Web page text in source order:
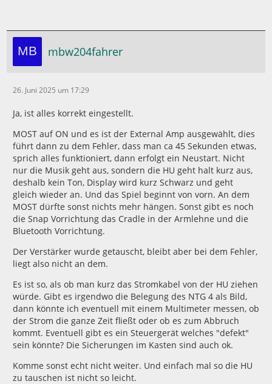
mbw204fahrer
26. Juni 2025 um 17:29
Ja, ist alles korrekt eingestellt.
MOST auf ON und es ist der External Amp ausgewählt, dies
führt dann zu dem Fehler, dass man ca 45 Sekunden etwas,
sprich alles funktioniert, dann erfolgt ein Neustart. Nicht
nur die Musik geht aus, sondern die HU geht halt kurz aus,
deshalb kein Ton, Display wird kurz Schwarz und geht
gleich wieder an. Und das Spiel beginnt von vorn. An dem
MOST dürfte sonst nichts mehr hängen. Sonst gibt es noch
die Snap Vorrichtung das Cradle in der Armlehne und die
Bluetooth Vorrichtung.
Der Verstärker wurde getauscht, bleibt aber bei dem Fehler,
liegt also nicht an dem.
Es ist so, als ob man kurz das Stromkabel von der HU ziehen
würde. Gibt es irgendwo die Belegung des NTG 4 als Bild,
dann könnte ich eventuell mit einem Multimeter messen, ob
der Strom die ganze Zeit fließt oder ob es zum Abbruch
kommt. Eventuell gibt es ein Steuergerät welches "defekt"
sein könnte? Die Sicherungen im Kasten sind auch ok.
Komme sonst echt nicht weiter. Und einfach mal so die HU
zu tauschen ist nicht so leicht.